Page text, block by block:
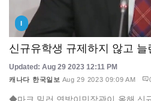
I
신규유학생 규제하지 않고 늘
Updated: Aug 29 2023 12:11 PM
캐나다 한국일보 Aug 29 2023 09:09 AM
◆마크 밀러 연방이민장관이 올해 신